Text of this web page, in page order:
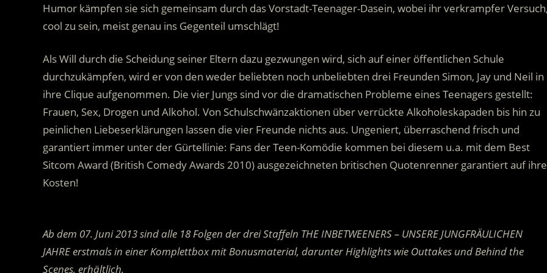
Humor kämpfen sie sich gemeinsam durch das Vorstadt-Teenager-Dasein, wobei ihr verkrampfer
cool zu sein, meist genau ins Gegenteil umschlägt!
Als Will durch die Scheidung seiner Eltern dazu gezwungen wird, sich auf einer öffentlichen Schule
durchzukämpfen, wird er von den weder beliebten noch unbeliebten drei Freunden Simon, Jay und Neil in
ihre Clique aufgenommen. Die vier Jungs sind vor die dramatischen Probleme eines Teenagers gestellt:
Frauen, Sex, Drogen und Alkohol. Von Schulschwänzaktionen über verrückte Alkoholeskapaden bis hin zu
peinlichen Liebeserklärungen lassen die vier Freunde nichts aus. Ungeniert, überraschend frisch und
garantiert immer unter der Gürtellinie: Fans der Teen-Komödie kommen bei diesem u.a. mit dem Best
Sitcom Award (British Comedy Awards 2010) ausgezeichneten britischen Quotenrenner garantiert auf ihre
Kosten!
Ab dem 07. Juni 2013 sind alle 18 Folgen der drei Staffeln THE INBETWEENERS – UNSERE JUNGFRÄULICHEN
JAHRE erstmals in einer Komplettbox mit Bonusmaterial, darunter Highlights wie Outtakes und Behind the
Scenes, erhältlich.